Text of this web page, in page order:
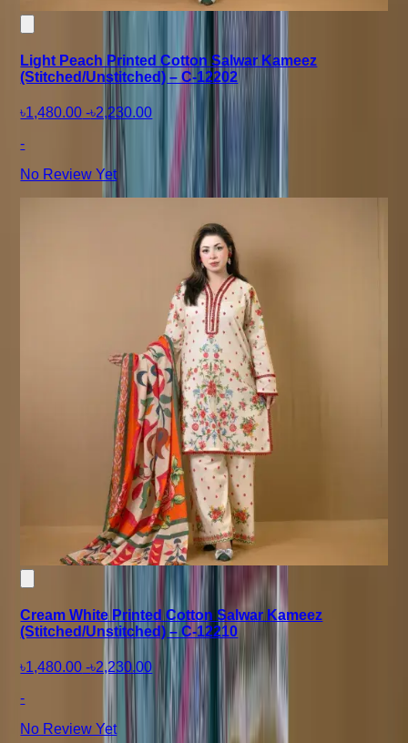
Light Peach Printed Cotton Salwar Kameez
(Stitched/Unstitched) – C-12202
৳1,480.00 -৳2,230.00
-
No Review Yet
Cream White Printed Cotton Salwar Kameez
(Stitched/Unstitched) – C-12210
৳1,480.00 -৳2,230.00
-
No Review Yet